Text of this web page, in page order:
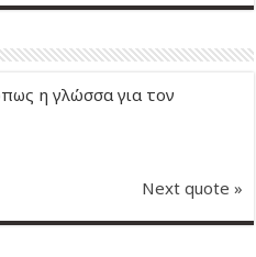
η γλώσσα για τον
Next quote »